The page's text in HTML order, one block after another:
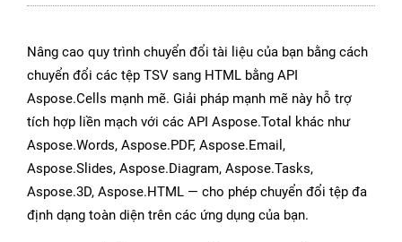
Nâng cao quy trình chuyển đổi tài liệu của bạn bằng cách
chuyển đổi các tệp TSV sang HTML bằng API
Aspose.Cells mạnh mẽ. Giải pháp mạnh mẽ này hỗ trợ
tích hợp liền mạch với các API Aspose.Total khác như
Aspose.Words, Aspose.PDF, Aspose.Email,
Aspose.Slides, Aspose.Diagram, Aspose.Tasks,
Aspose.3D, Aspose.HTML — cho phép chuyển đổi tệp đa
định dạng toàn diện trên các ứng dụng của bạn.